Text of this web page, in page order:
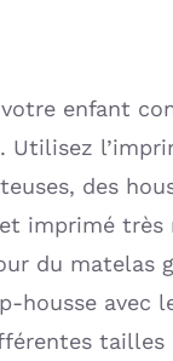
enfant
Utilisez
des
imprimé
du matelas
housse avec
tailles